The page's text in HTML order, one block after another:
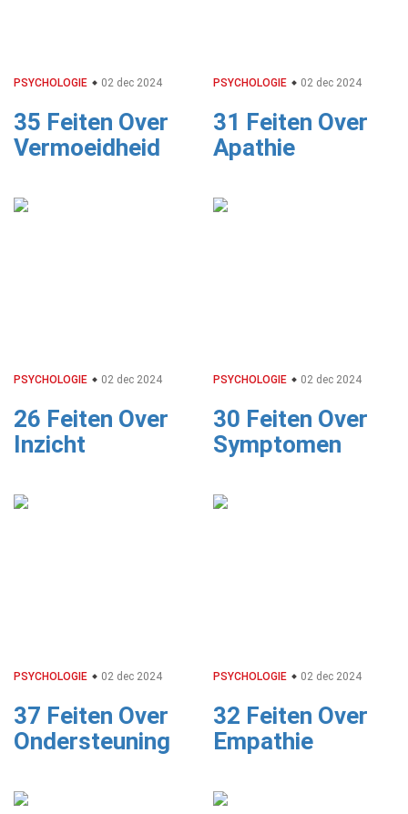
PSYCHOLOGIE 02 dec 2024
35 Feiten Over
Vermoeidheid
PSYCHOLOGIE 02 dec 2024
31 Feiten Over
Apathie
PSYCHOLOGIE 02 dec 2024
26 Feiten Over
Inzicht
PSYCHOLOGIE 02 dec 2024
30 Feiten Over
Symptomen
PSYCHOLOGIE 02 dec 2024
37 Feiten Over
Ondersteuning
PSYCHOLOGIE 02 dec 2024
32 Feiten Over
Empathie